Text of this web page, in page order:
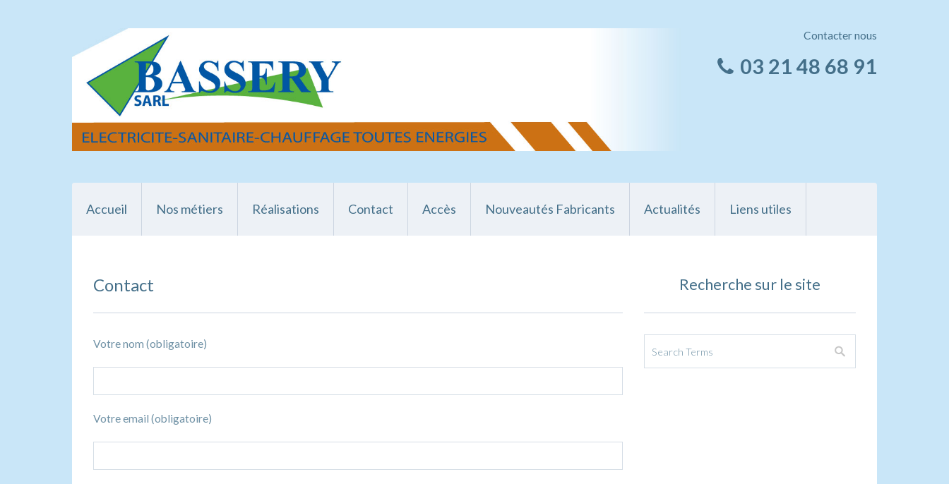
Contacter nous
03 21 48 68 91
Accueil Nos métiers Réalisations Contact Accès Nouveautés Fabricants Actualités Liens utiles
Contact
Votre nom (obligatoire)
Votre email (obligatoire)
Recherche sur le site